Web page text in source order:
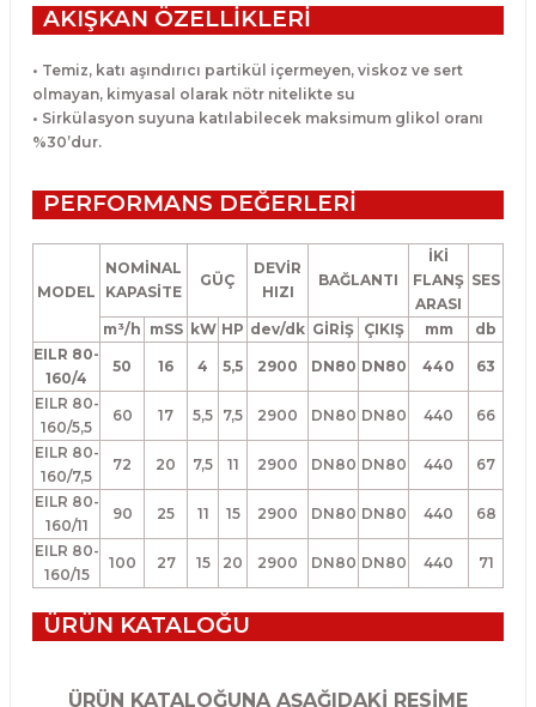
AKIŞKAN ÖZELLİKLERİ
• Temiz, katı aşındırıcı partikül içermeyen, viskoz ve sert
olmayan, kimyasal olarak nötr nitelikte su
• Sirkülasyon suyuna katılabilecek maksimum glikol oranı
%30’dur.
PERFORMANS DEĞERLERİ
MODEL
NOMİNAL
KAPASİTE
GÜÇ
DEVİR
HIZI
BAĞLANTI
İKİ
FLANŞ
ARASI
SES
m³/h mSS kW HP dev/dk GİRİŞ ÇIKIŞ mm
db
EILR 80-
160/4
50 16 4 5,5 2900 DN80 DN80 440 63
EILR 80-
160/5,5
60 17 5,5 7,5 2900 DN80 DN80 440 66
EILR 80-
160/7,5
72 20 7,5 11 2900 DN80 DN80 440 67
EILR 80-
160/11
90 25 11 15 2900 DN80 DN80 440 68
EILR 80-
160/15
100 27 15 20 2900 DN80 DN80 440 71
ÜRÜN KATALOĞU
ÜRÜN KATALOĞUNA AŞAĞIDAKİ RESİME